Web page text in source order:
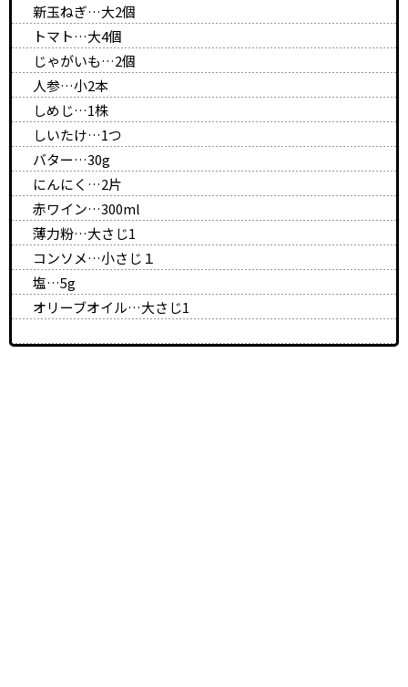
新玉ねぎ…大2個
トマト…大4個
じゃがいも…2個
人参…小2本
しめじ…1株
しいたけ…1つ
バター…30g
にんにく…2片
赤ワイン…300ml
薄力粉…大さじ1
コンソメ…小さじ１
塩…5g
オリーブオイル…大さじ1